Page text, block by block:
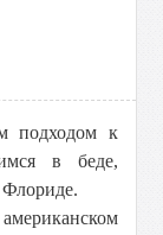
подходом к
в беде,
Флориде.